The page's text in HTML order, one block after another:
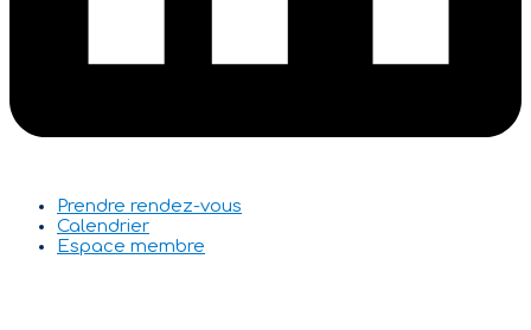
Prendre rendez-vous
Calendrier
Espace membre